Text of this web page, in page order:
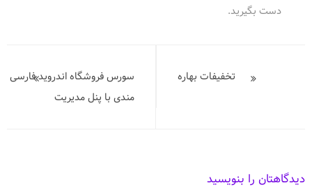
دست بگیرید.
نوشته
سورس فروشگاه اندروید فارسی
مندی با پنل مدیریت
تخفیفات بهاره
دیدگاهتان را بنویسید